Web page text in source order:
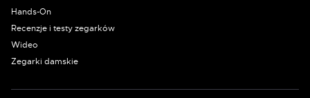
Hands-On
Recenzje i testy zegarków
Wideo
Zegarki damskie